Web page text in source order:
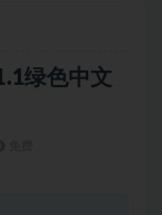
绿色中文